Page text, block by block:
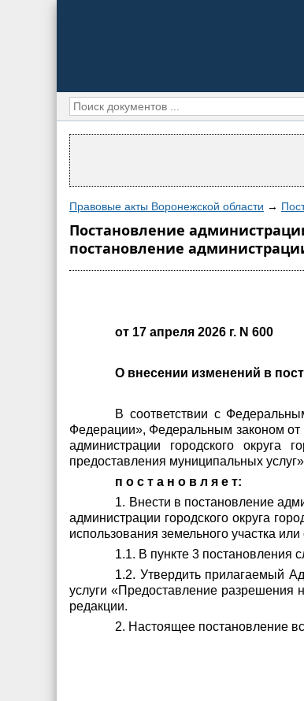
Правовые акты Воронежской области →
Постановление
постановление
от 17 апреля 2026 г. N 600
О внесении изменений в
В соответствии с
Федерации», Федеральным законом от
администрации городского
предоставления муниципальных
п о с т а н о в л я е т:
1. Внести в постановление
администрации городского округа
использования земельного участка
1.1. В пункте 3 постановления
1.2. Утвердить прилагаемый
услуги «Предоставление разрешения
редакции.
2. Настоящее постановление